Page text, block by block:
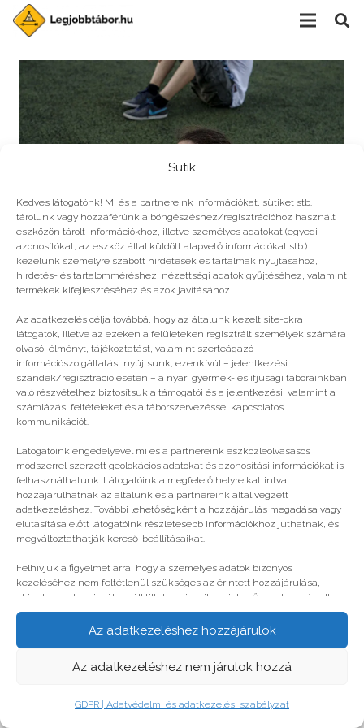
Sütik
Kedves látogatónk! Mi és a partnereink információkat, sütiket stb.
tárolunk vagy hozzáférünk a böngészéshez/regisztrációhoz használt
eszközön tárolt információkhoz, illetve személyes adatokat (egyedi
azonosítókat, az eszköz által küldött alapvető információkat stb.)
kezelünk személyre szabott hirdetések és tartalmak nyújtásához,
hirdetés- és tartalomméréshez, nézettségi adatok gyűjtéséhez, valamint
termékek kifejlesztéséhez és azok javításához.
Az adatkezelés célja továbbá, hogy az általunk kezelt site-okra
látogatók, illetve az ezeken a felületeken regisztrált személyek számára
olvasói élményt, tájékoztatást, valamint szerteágazó
információszolgáltatást nyújtsunk, ezenkívül – jelentkezési
szándék/regisztráció esetén – a nyári gyermek- és ifjúsági táborainkban
való részvételhez biztosítsuk a támogatói és a jelentkezési, valamint a
számlázási feltételeket és a táborszervezéssel kapcsolatos
kommunikációt.
Látogatóink engedélyével mi és a partnereink eszközleolvasásos
módszerrel szerzett geolokációs adatokat és azonosítási információkat is
felhasználhatunk. Látogatóink a megfelelő helyre kattintva
hozzájárulhatnak az általunk és a partnereink által végzett
adatkezeléshez. További lehetőségként a hozzájárulás megadása vagy
elutasítása előtt látogatóink részletesebb információkhoz juthatnak, és
megváltoztathatják kereső-beállításaikat.
Felhívjuk a figyelmet arra, hogy a személyes adatok bizonyos
kezeléséhez nem feltétlenül szükséges az érintett hozzájárulása,
akinek azonban jogában áll tiltakozni az ilyen jellegű adatkezelés ellen.
A beállítások csak erre a weboldalra érvényesek. Erre a webhelyre
visszatérve vagy az ADATKEZELÉSI TÁJÉKOZTATÓ, ADATVÉDELMI ÉS
Az adatkezeléshez hozzájárulok
Az adatkezeléshez nem járulok hozzá
GDPR | Adatvédelmi és adatkezelési szabályzat
Teszt: Mennyire várod a nyári tábort?
© legjobbtabor.hu
GDPR | Adatvédelmi és adatkezelési szabályzat